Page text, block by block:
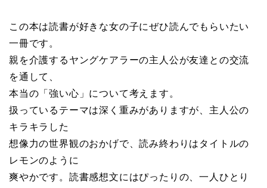
この本は読書が好きな女の子にぜひ読んでもらいたい
一冊です。
親を介護するヤングケアラーの主人公が友達との交流
を通して、
本当の「強い心」について考えます。
扱っているテーマは深く重みがありますが、主人公の
キラキラした
想像力の世界観のおかげで、読み終わりはタイトルの
レモンのように
爽やかです。読書感想文にはぴったりの、一人ひとり